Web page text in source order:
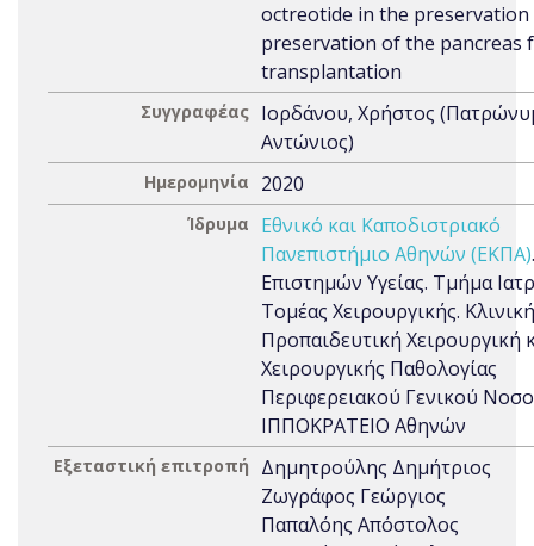
octreotide in the preservation
preservation of the pancreas
transplantation
Συγγραφέας Ιορδάνου, Χρήστος
Αντώνιος)
Ημερομηνία 2020
Ίδρυμα
Εθνικό και Καποδιστριακό
Πανεπιστήμιο Αθηνών (ΕΚΠΑ)
Επιστημών Υγείας. Τμήμα
Τομέας Χειρουργικής.
Προπαιδευτική Χειρουργική
Χειρουργικής Παθολογίας
Περιφερειακού Γενικού
ΙΠΠΟΚΡΑΤΕΙΟ Αθηνών
Εξεταστική επιτροπή
Δημητρούλης Δημήτριος
Ζωγράφος Γεώργιος
Παπαλόης Απόστολος